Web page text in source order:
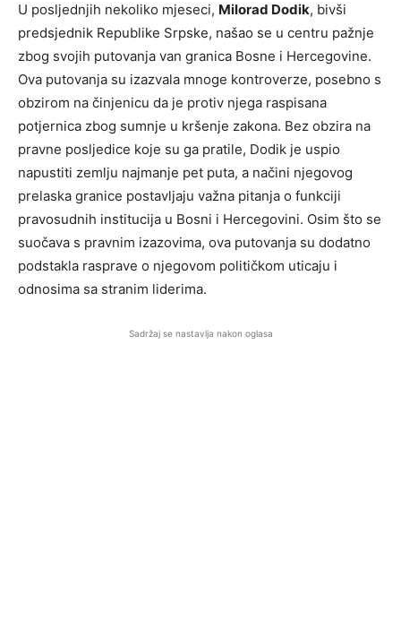
U posljednjih nekoliko mjeseci, Milorad Dodik, bivši
predsjednik Republike Srpske, našao se u centru pažnje
zbog svojih putovanja van granica Bosne i Hercegovine.
Ova putovanja su izazvala mnoge kontroverze, posebno s
obzirom na činjenicu da je protiv njega raspisana
potjernica zbog sumnje u kršenje zakona. Bez obzira na
pravne posljedice koje su ga pratile, Dodik je uspio
napustiti zemlju najmanje pet puta, a načini njegovog
prelaska granice postavljaju važna pitanja o funkciji
pravosudnih institucija u Bosni i Hercegovini. Osim što se
suočava s pravnim izazovima, ova putovanja su dodatno
podstakla rasprave o njegovom političkom uticaju i
odnosima sa stranim liderima.
Sadržaj se nastavlja nakon oglasa